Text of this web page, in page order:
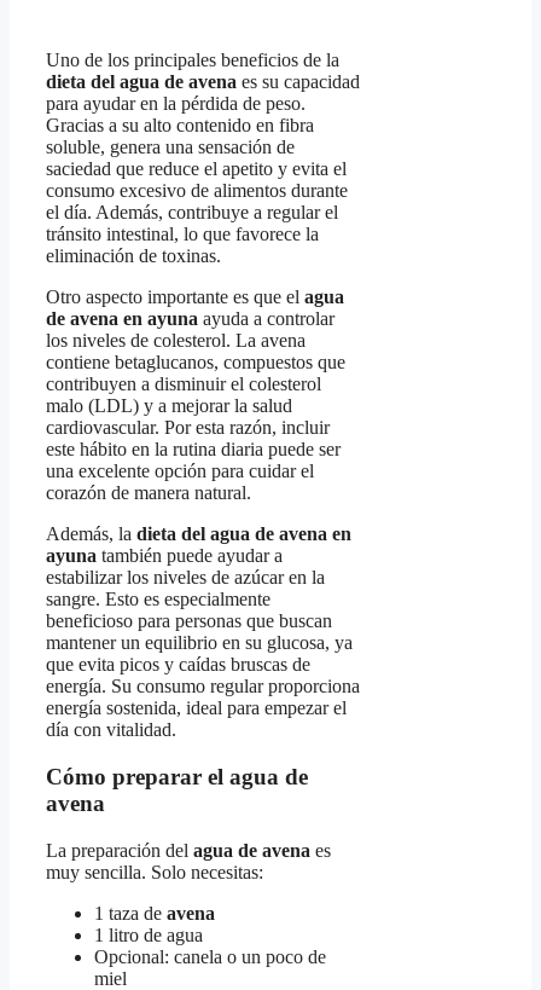
Uno de los principales beneficios de la
dieta del agua de avena es su capacidad
para ayudar en la pérdida de peso.
Gracias a su alto contenido en fibra
soluble, genera una sensación de
saciedad que reduce el apetito y evita el
consumo excesivo de alimentos durante
el día. Además, contribuye a regular el
tránsito intestinal, lo que favorece la
eliminación de toxinas.
Otro aspecto importante es que el agua
de avena en ayuna ayuda a controlar
los niveles de colesterol. La avena
contiene betaglucanos, compuestos que
contribuyen a disminuir el colesterol
malo (LDL) y a mejorar la salud
cardiovascular. Por esta razón, incluir
este hábito en la rutina diaria puede ser
una excelente opción para cuidar el
corazón de manera natural.
Además, la dieta del agua de avena en
ayuna también puede ayudar a
estabilizar los niveles de azúcar en la
sangre. Esto es especialmente
beneficioso para personas que buscan
mantener un equilibrio en su glucosa, ya
que evita picos y caídas bruscas de
energía. Su consumo regular proporciona
energía sostenida, ideal para empezar el
día con vitalidad.
Cómo preparar el agua de
avena
La preparación del agua de avena es
muy sencilla. Solo necesitas:
1 taza de avena
1 litro de agua
Opcional: canela o un poco de
miel